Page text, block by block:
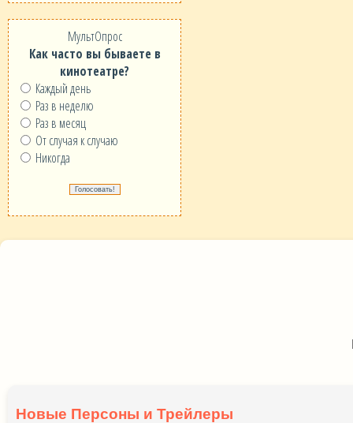
МультОпрос
Как часто вы бываете в
кинотеатре?
Каждый день
Раз в неделю
Раз в месяц
От случая к случаю
Никогда
Новые Персоны и Трейлеры